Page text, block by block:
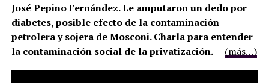
José Pepino Fernández. Le amputaron un dedo por
diabetes, posible efecto de la contaminación
petrolera y sojera de Mosconi. Charla para entender
la contaminación social de la privatización.
(más…)